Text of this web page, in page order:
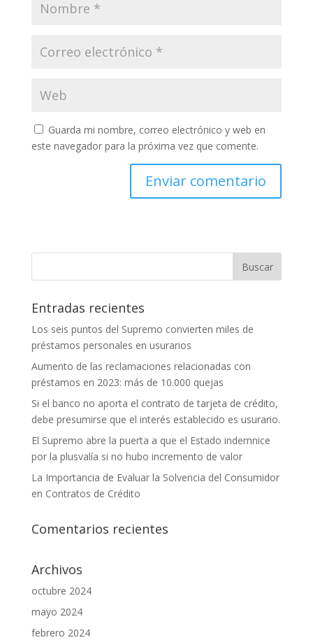
Guarda mi nombre, correo electrónico y web en
este navegador para la próxima vez que comente.
Entradas recientes
Los seis puntos del Supremo convierten miles de
préstamos personales en usurarios
Aumento de las reclamaciones relacionadas con
préstamos en 2023: más de 10.000 quejas
Si el banco no aporta el contrato de tarjeta de crédito,
debe presumirse que el interés establecido es usurario.
El Supremo abre la puerta a que el Estado indemnice
por la plusvalía si no hubo incremento de valor
La Importancia de Evaluar la Solvencia del Consumidor
en Contratos de Crédito
Comentarios recientes
Archivos
octubre 2024
mayo 2024
febrero 2024